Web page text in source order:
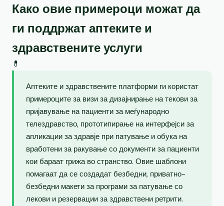
Како овие примероци можат да
ги поддржат аптеките и
здравствените услуги
💊
Аптеките и здравствените платформи ги користат
примероците за визи за дизајнирање на текови за
пријавување на пациенти за меѓународно
телездравство, прототипирање на интерфејси за
апликации за здравје при патување и обука на
вработени за ракување со документи за пациенти
кои бараат грижа во странство. Овие шаблони
помагаат да се создадат безбедни, приватно-
безбедни макети за програми за патување со
лекови и резервации за здравствени ретрити.